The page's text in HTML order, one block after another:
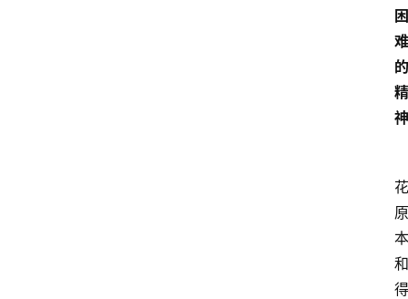
困
难
的
精
神
花
原
本
和
得